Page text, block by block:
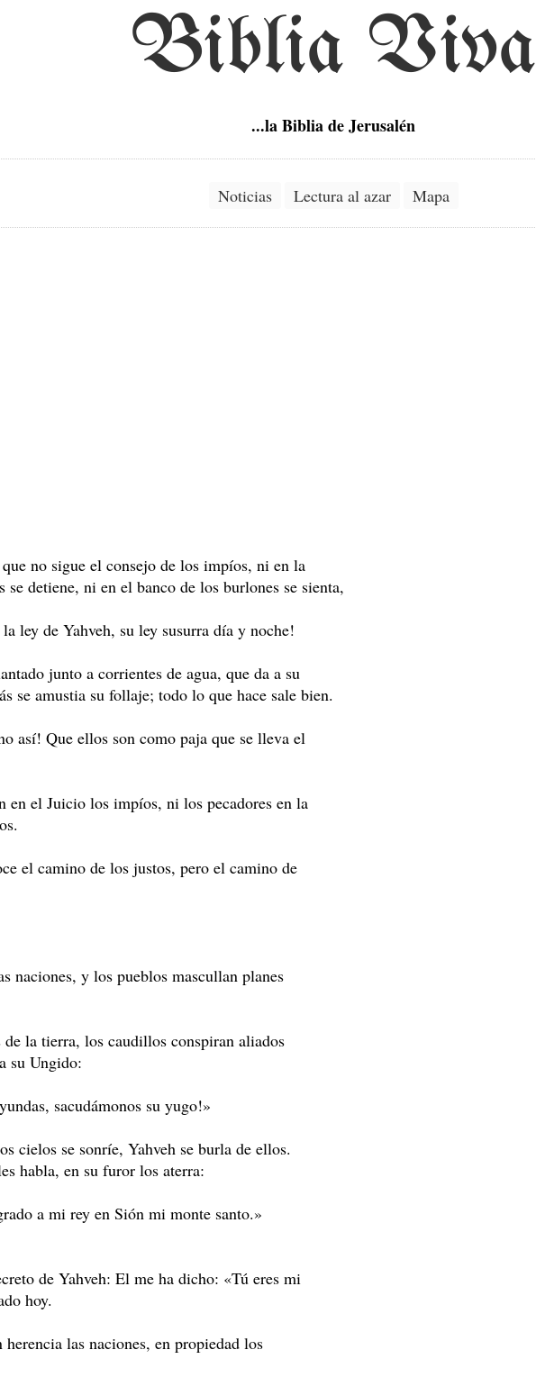
Biblia Viva
...la Biblia de Jerusalén
Noticias Lectura al azar Mapa
no sigue el consejo de los impíos, ni en la
se detiene, ni en el banco de los burlones se sienta,
ley de Yahveh, su ley susurra día y noche!
junto a corrientes de agua, que da a su
se amustia su follaje; todo lo que hace sale bien.
así! Que ellos son como paja que se lleva el
en el Juicio los impíos, ni los pecadores en la
el camino de los justos, pero el camino de
naciones, y los pueblos mascullan planes
de la tierra, los caudillos conspiran aliados
su Ungido:
sacudámonos su yugo!»
cielos se sonríe, Yahveh se burla de ellos.
habla, en su furor los aterra:
a mi rey en Sión mi monte santo.»
de Yahveh: El me ha dicho: «Tú eres mi
hoy.
las naciones, en propiedad los